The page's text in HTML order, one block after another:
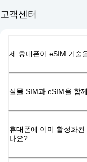
고객센터
제 휴대폰이 eSIM 기술
실물 SIM과 eSIM을 함
휴대폰에 이미 활성화
나요?